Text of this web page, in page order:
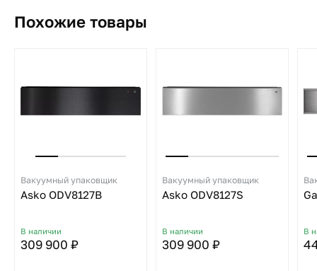
Похожие товары
Вакуумный упаковщик
Asko ODV8127B
В наличии
309 900 ₽
Вакуумный упаковщик
Asko ODV8127S
В наличии
309 900 ₽
В